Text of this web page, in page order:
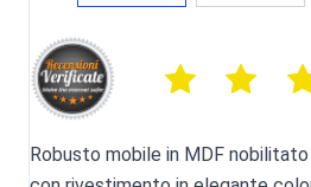
Robusto mobile in MDF